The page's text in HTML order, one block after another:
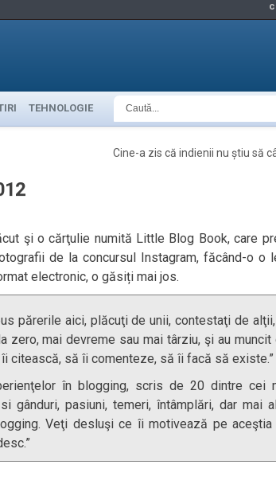
TEHNOLOGIE
Cine-a zis că indienii nu știu să
şi o cărţulie numită Little Blog Book, care
de la concursul Instagram, făcând-o o
electronic, o găsiți mai jos.
părerile aici, plăcuţi de unii, contestaţi de alţii,
zero, mai devreme sau mai târziu, şi au muncit
citească, să îi comenteze, să îi facă să existe.”
în blogging, scris de 20 dintre cei
gânduri, pasiuni, temeri, întâmplări, dar mai
Veţi desluşi ce îi motivează pe aceştia